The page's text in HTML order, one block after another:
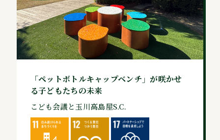
「ペットボトルキャップベンチ」が咲かせ
る子どもたちの未来
こども会議と玉川高島屋S.C.